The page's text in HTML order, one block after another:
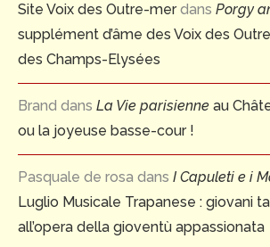
Site Voix des Outre-merdans Porgy
supplément d’âme des Voix des
des Champs-Elysées
Brand dans La Vie parisienne au
ou la joyeuse basse-cour !
Pasquale de rosa dans I Capuleti e i
Luglio Musicale Trapanese : giovani
all’opera della gioventù appassionata